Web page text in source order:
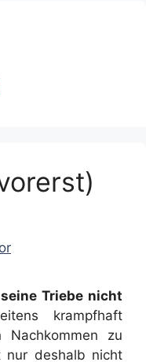
Triebe nicht
krampfhaft
Nachkommen zu
nur deshalb nicht